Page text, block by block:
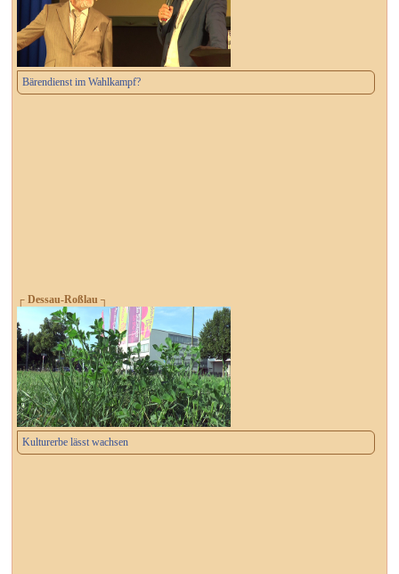
Bärendienst im Wahlkampf?
┌ Dessau-Roßlau ┐
Kulturerbe lässt wachsen